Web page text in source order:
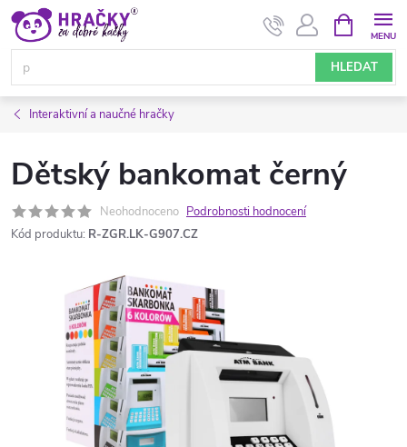
Přejít
obsah
HLEDAT
NÁKUPNÍ
KOŠÍK
Interaktivní a naučné hračky
Dětský bankomat černý
Neohodnoceno Podrobnosti hodnocení
Kód produktu: R-ZGR.LK-G907.CZ